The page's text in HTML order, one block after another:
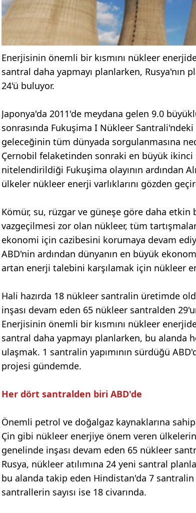
Enerjisinin önemli bir kısmını nükleer
santral daha yapmayı planlarken, Rusya'nın
24'ü buluyor.
Japonya'da 2011'de meydana gelen 9.0
sonrasında Fukuşima I Nükleer
geleceğinin tüm dünyada sorgulanmasına
Çernobil felaketinden sonraki en büyük ikinci
nitelendirildiği Fukuşima olayının ardından
ülkeler nükleer enerji varlıklarını gözden
Kömür, su, rüzgar ve güneşe göre daha
vazgeçilmesi zor olan nükleer, tüm
ekonomi için cazibesini korumaya devam
ABD'nin ardından dünyanın en büyük
artan enerji talebini karşılamak için nükleer
Hali hazırda 18 nükleer santralin üretimde
inşası devam eden 65 nükleer santralden
Enerjisinin önemli bir kısmını nükleer
santral daha yapmayı planlarken, bu alanda
ulaşmak. 1 santralin yapımının sürdüğü
projesi gündemde.
Her dört santralden biri ABD'de
Önemli petrol ve doğalgaz kaynaklarına
Çin gibi nükleer enerjiye önem veren
genelinde inşası devam eden 65 nükleer
Rusya, nükleer atılımına 24 yeni santral
bu alanda takip eden Hindistan'da 7
santrallerin sayısı ise 18 civarında.